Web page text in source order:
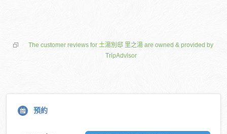
The customer reviews for 土湯別邸 里之湯 are owned & provided by
TripAdvisor
預約